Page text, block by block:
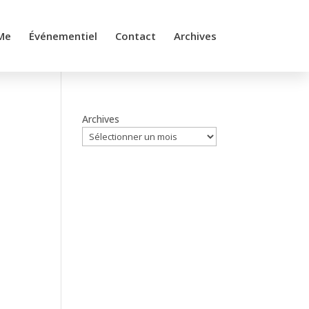
Événementiel Contact Archives
Archives